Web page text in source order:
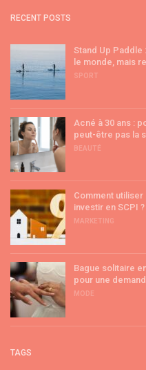
RECENT POSTS
Stand Up
le monde, mais
SPORT
Acné à 30 ans :
peut-être pas la
BEAUTÉ
Comment
investir en SCPI ?
MARKETING
Bague solitaire
pour une
MODE
TAGS